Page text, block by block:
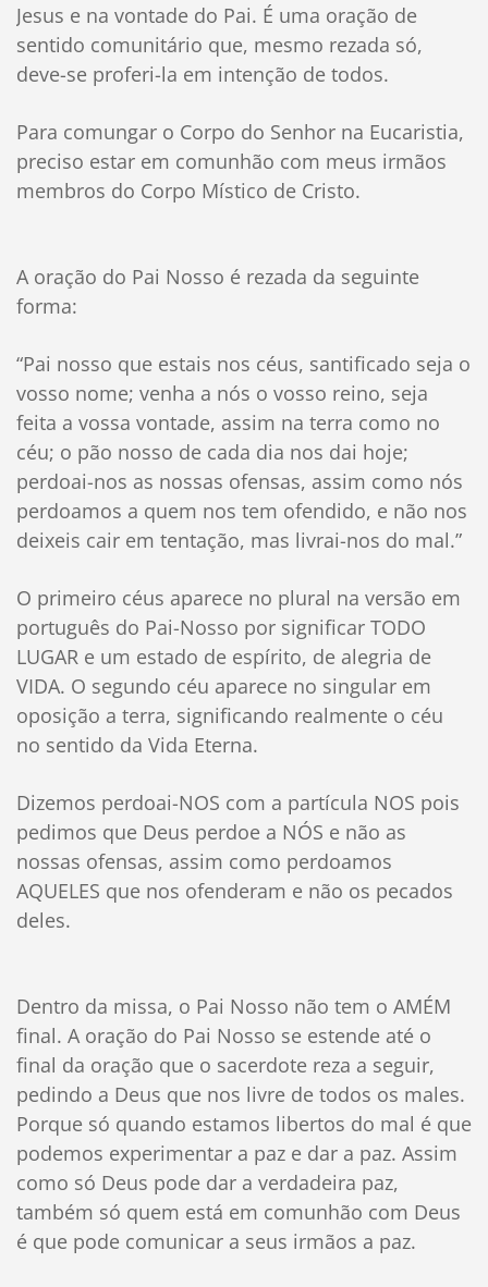
Jesus e na vontade do Pai. É uma oração de
sentido comunitário que, mesmo rezada só,
deve-se proferi-la em intenção de todos.
Para comungar o Corpo do Senhor na Eucaristia,
preciso estar em comunhão com meus irmãos
membros do Corpo Místico de Cristo.
A oração do Pai Nosso é rezada da seguinte
forma:
“Pai nosso que estais nos céus, santificado seja o
vosso nome; venha a nós o vosso reino, seja
feita a vossa vontade, assim na terra como no
céu; o pão nosso de cada dia nos dai hoje;
perdoai-nos as nossas ofensas, assim como nós
perdoamos a quem nos tem ofendido, e não nos
deixeis cair em tentação, mas livrai-nos do mal.”
O primeiro céus aparece no plural na versão em
português do Pai-Nosso por significar TODO
LUGAR e um estado de espírito, de alegria de
VIDA. O segundo céu aparece no singular em
oposição a terra, significando realmente o céu
no sentido da Vida Eterna.
Dizemos perdoai-NOS com a partícula NOS pois
pedimos que Deus perdoe a NÓS e não as
nossas ofensas, assim como perdoamos
AQUELES que nos ofenderam e não os pecados
deles.
Dentro da missa, o Pai Nosso não tem o AMÉM
final. A oração do Pai Nosso se estende até o
final da oração que o sacerdote reza a seguir,
pedindo a Deus que nos livre de todos os males.
Porque só quando estamos libertos do mal é que
podemos experimentar a paz e dar a paz. Assim
como só Deus pode dar a verdadeira paz,
também só quem está em comunhão com Deus
é que pode comunicar a seus irmãos a paz.